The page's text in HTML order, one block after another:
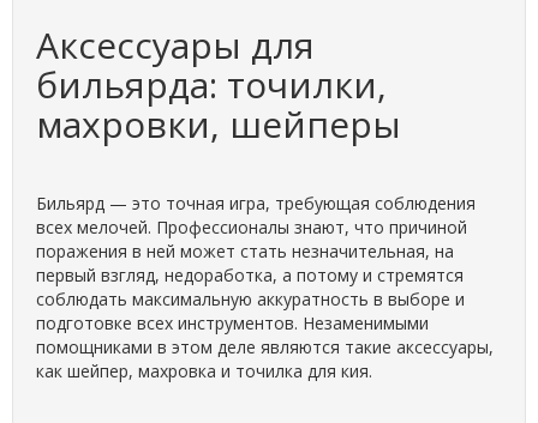
Аксессуары для
бильярда: точилки,
махровки, шейперы
Бильярд — это точная игра, требующая соблюдения
всех мелочей. Профессионалы знают, что причиной
поражения в ней может стать незначительная, на
первый взгляд, недоработка, а потому и стремятся
соблюдать максимальную аккуратность в выборе и
подготовке всех инструментов. Незаменимыми
помощниками в этом деле являются такие аксессуары,
как шейпер, махровка и точилка для кия.